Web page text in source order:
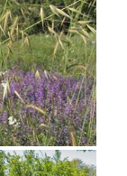
ארץ אהבתי –